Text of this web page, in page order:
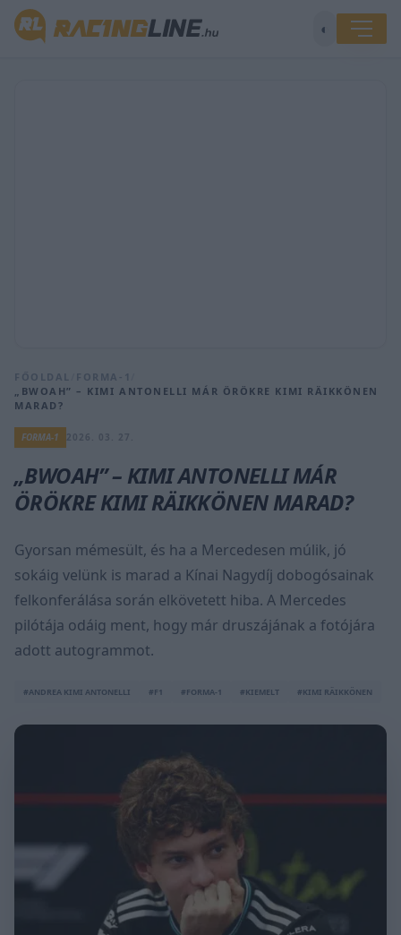
◐
FŐOLDAL FORMA-1
„BWOAH” – KIMI ANTONELLI MÁR ÖRÖKRE KIMI RÄIKKÖNEN
MARAD?
FORMA-1
„BWOAH” – KIMI ANTONELLI MÁR
ÖRÖKRE KIMI RÄIKKÖNEN MARAD?
Gyorsan mémesült, és ha a Mercedesen múlik, jó
sokáig velünk is marad a Kínai Nagydíj dobogósainak
felkonferálása során elkövetett hiba. A Mercedes
pilótája odáig ment, hogy már druszájának a fotójára
adott autogrammot.
#ANDREA KIMI ANTONELLI #F1 #FORMA-1 #KIEMELT #KIMI RÄIKKÖNEN